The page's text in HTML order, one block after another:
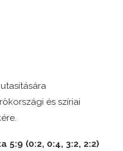
és szíriai
5:9 (0:2, 0:4, 3:2, 2:2)